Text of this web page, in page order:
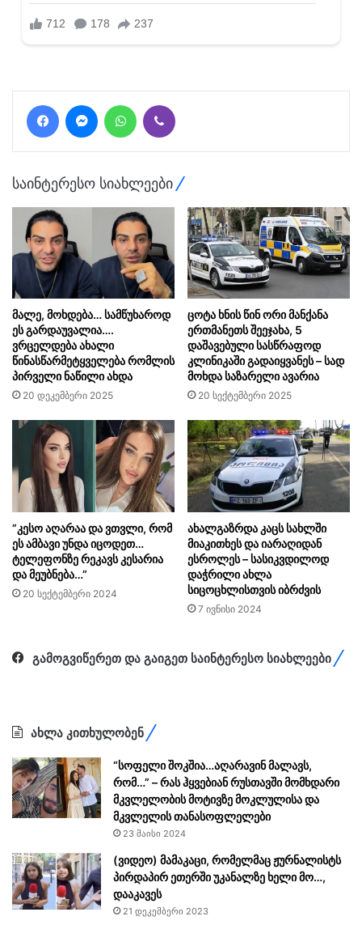
FacebookMessengerWhatsApp
საინტერესო სიახლეები
მალე, მოხდება… სამწუხაროდ
ეს გარდაუვალია….
ვრცელდება ახალი
წინასწარმეტყველება რომლის
პირველი ნაწილი ახდა
20 დეკემბერი 2025
ცოტა ხნის წინ ორი მანქანა
ერთმანეთს შეეჯახა, 5
დაშავებული სასწრაფოდ
კლინიკაში გადაიყვანეს – სად
მოხდა საზარელი ავარია
20 სექტემბერი 2025
”კესო აღარაა და ვთვლი, რომ
ეს ამბავი უნდა იცოდეთ…
ტელეფონზე რეკავს კესარია
და მეუბნება…”
20 სექტემბერი 2024
ახალგაზრდა კაცს სახლში
მიაკითხეს და იარაღიდან
ესროლეს – სასიკვდილოდ
დაჭრილი ახლა
სიცოცხლისთვის იბრძვის
7 ივნისი 2024
გამოგვიწერეთ და გაიგეთ საინტერესო სიახლეები
ახლა კითხულობენ
“სოფელი შოკშია…აღარავინ მალავს,
რომ…” – რას ჰყვებიან რუსთავში მომხდარი
მკვლელობის მოტივზე მოკლულისა და
მკვლელის თანასოფლელები
23 მაისი 2024
(ვიდეო) მამაკაცი, რომელმაც ჟურნალისტს
პირდაპირ ეთერში უკანალზე ხელი მო…,
დააკავეს
21 დეკემბერი 2023